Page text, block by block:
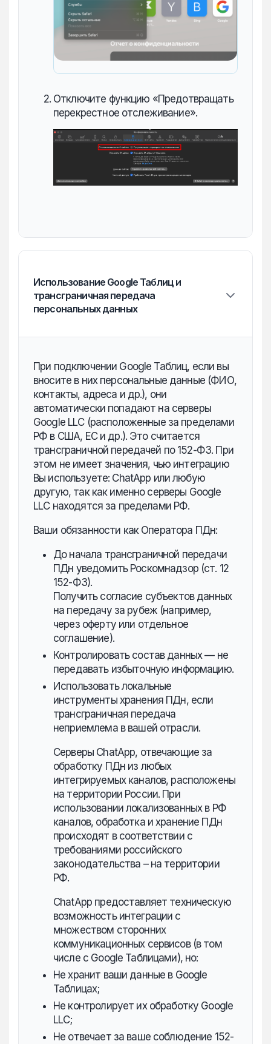
Отключите функцию «Предотвращать
перекрестное отслеживание».
Использование Google Таблиц и
трансграничная передача
персональных данных
При подключении Google Таблиц, если вы
вносите в них персональные данные (ФИО,
контакты, адреса и др.), они
автоматически попадают на серверы
Google LLC (расположенные за пределами
РФ в США, ЕС и др.). Это считается
трансграничной передачей по 152-ФЗ. При
этом не имеет значения, чью интеграцию
Вы используете: ChatApp или любую
другую, так как именно серверы Google
LLC находятся за пределами РФ.
Ваши обязанности как Оператора ПДн:
До начала трансграничной передачи
ПДн уведомить Роскомнадзор (ст. 12
152-ФЗ).
Получить согласие субъектов данных
на передачу за рубеж (например,
через оферту или отдельное
соглашение).
Контролировать состав данных — не
передавать избыточную информацию.
Использовать локальные
инструменты хранения ПДн, если
трансграничная передача
неприемлема в вашей отрасли.
Серверы ChatApp, отвечающие за
обработку ПДн из любых
интегрируемых каналов, расположены
на территории России. При
использовании локализованных в РФ
каналов, обработка и хранение ПДн
происходят в соответствии с
требованиями российского
законодательства – на территории
РФ.
ChatApp предоставляет техническую
возможность интеграции с
множеством сторонних
коммуникационных сервисов (в том
числе с Google Таблицами), но:
Не хранит ваши данные в Google
Таблицах;
Не контролирует их обработку Google
LLC;
Не отвечает за ваше соблюдение 152-